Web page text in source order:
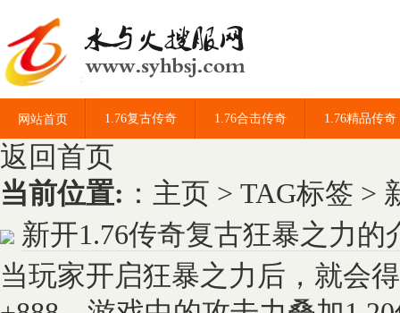
网站首页 1.76复古传奇 1.76合击传奇 1.76精品传奇
返回首页
当前位置: ： 主页 > TAG标签 >
新开1.76传奇复古狂暴之力的
当玩家开启狂暴之力后，就会